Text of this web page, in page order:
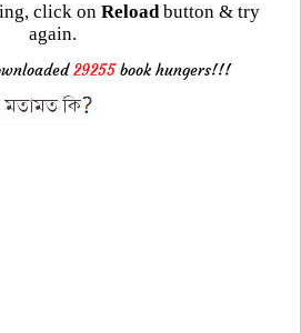
click on Reloadbutton & try
again.
29255book hungers!!!